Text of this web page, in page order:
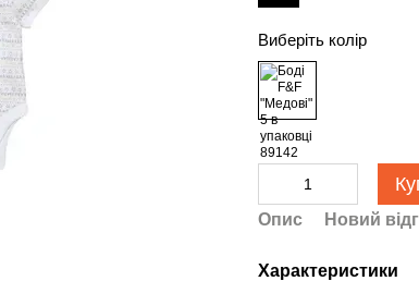
Виберіть колір
Опис Новий
Характеристики